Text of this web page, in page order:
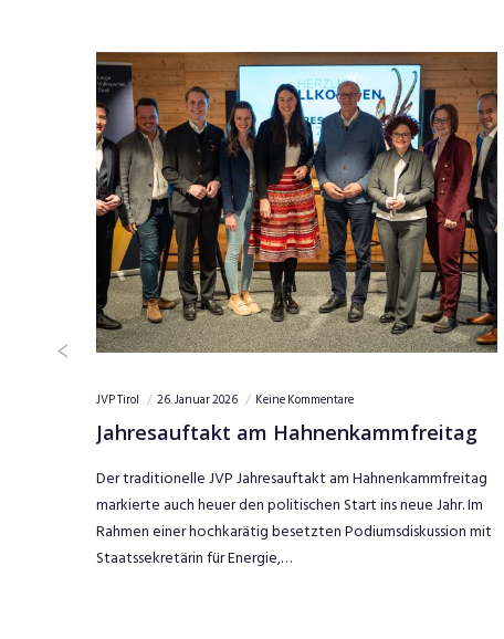
JVP Tirol 17. Januar 2026 Keine Kommentare
Skitag mit der JG der Südtiroler
Im Rahmen eines gemeinsamen Skitages unter dem Motto
„Europa verbindet“ haben wir gemeinsam mit der Junge
Generation der Südtiroler Volkspartei die